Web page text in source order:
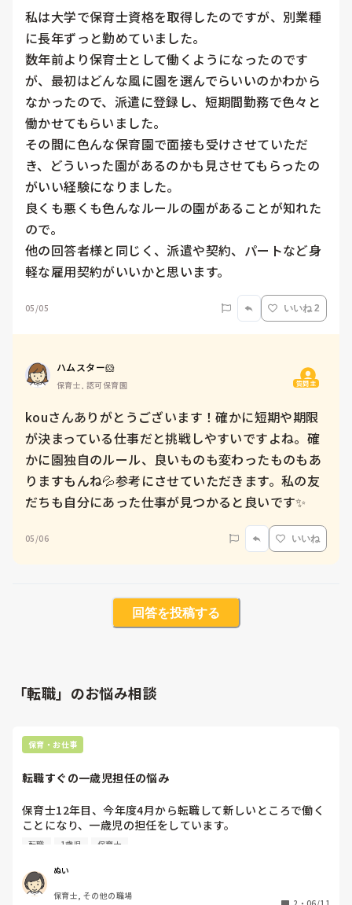
私は大学で保育士資格を取得したのですが、別業種
に長年ずっと勤めていました。
数年前より保育士として働くようになったのです
が、最初はどんな風に園を選んでらいいのかわから
なかったので、派遣に登録し、短期間勤務で色々と
働かせてもらいました。
その間に色んな保育園で面接も受けさせていただ
き、どういった園があるのかも見させてもらったの
がいい経験になりました。
良くも悪くも色んなルールの園があることが知れた
ので。
他の回答者様と同じく、派遣や契約、パートなど身
軽な雇用契約がいいかと思います。
05/05 いいね 2
ハムスター🐹
保育士, 認可保育園 質問主
kouさんありがとうございます！確かに短期や期限
が決まっている仕事だと挑戦しやすいですよね。確
かに園独自のルール、良いものも変わったものもあ
りますもんね💦参考にさせていただきます。私の友
だちも自分にあった仕事が見つかると良いです✨
05/06 いいね
回答を投稿する
「転職」のお悩み相談
保育・お仕事
転職すぐの一歳児担任の悩み
保育士12年目、今年度4月から転職して新しいところで働く
ことになり、一歳児の担任をしています。
おやつや給食前、活動の合間など絵本などで集める時がある
り、子どもたちが私の声かけについてくることが少ない気が
しています。
ずっとやり方を悩んでいたのですが、前日クラスリーダーに
転職 1歳児 保育士
ぬい
保育士, その他の職場